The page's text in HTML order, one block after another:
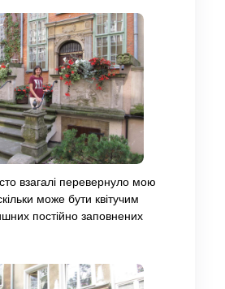
взагалі перевернуло мою
може бути квітучим
постійно заповнених